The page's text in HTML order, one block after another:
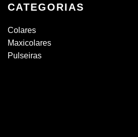
CATEGORIAS
Colares
Maxicolares
Pulseiras